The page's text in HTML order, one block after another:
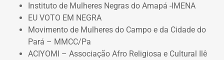
Instituto de Mulheres Negras do Amapá -IMENA
EU VOTO EM NEGRA
Movimento de Mulheres do Campo e da Cidade do
Pará – MMCC/Pa
ACIYOMI – Associação Afro Religiosa e Cultural Ilê